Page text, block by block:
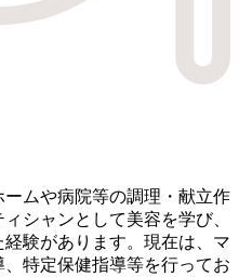
ムや病院等の調理・献立作
シャンとして美容を学び、
験があります。現在は、マ
特定保健指導等を行ってお